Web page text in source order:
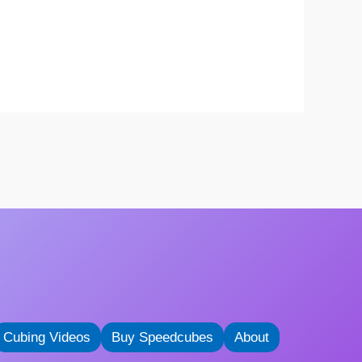
Cubing Videos Buy Speedcubes About